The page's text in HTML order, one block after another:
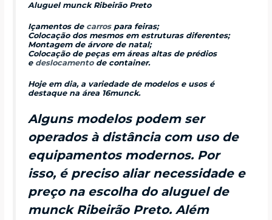
Aluguel munck Ribeirão Preto
Içamentos de carrospara feiras;
Colocação dos mesmos em estruturas diferentes;
Montagem de árvore de natal;
Colocação de peças em áreas altas de prédios
e deslocamentode container.
Hoje em dia, a variedade de modelos e usos é
destaque na área 16munck.
Alguns modelos podem ser
operados à distância com uso de
equipamentos modernos. Por
isso, é preciso aliar necessidade e
preço na escolha do aluguel de
munck Ribeirão Preto. Além